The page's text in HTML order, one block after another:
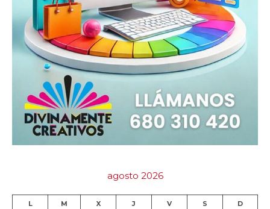
agosto 2026
L M X J V S D